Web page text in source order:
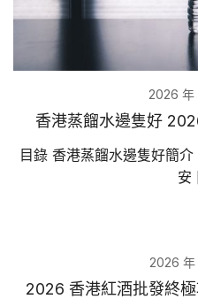
2026 年
香港蒸餾水邊隻好
目錄 香港蒸餾水邊隻好簡
安
2026 年
2026 香港紅酒批發終